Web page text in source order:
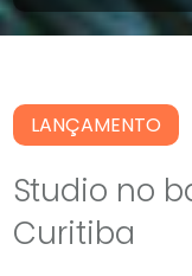
LANÇAMENTO
Studio no
Curitiba